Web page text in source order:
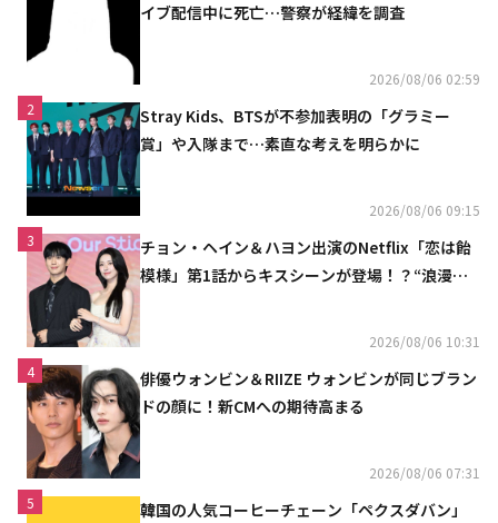
イブ配信中に死亡…警察が経緯を調査
2026/08/06 02:59
2
Stray Kids、BTSが不参加表明の「グラミー
賞」や入隊まで…素直な考えを明らかに
2026/08/06 09:15
3
チョン・ヘイン＆ハヨン出演のNetflix「恋は飴
模様」第1話からキスシーンが登場！？“浪漫と
2026/08/06 10:31
4
俳優ウォンビン＆RIIZE ウォンビンが同じブラン
ドの顔に！新CMへの期待高まる
2026/08/06 07:31
5
韓国の人気コーヒーチェーン「ペクスダバン」